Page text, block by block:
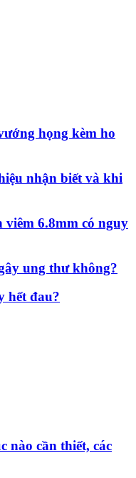
họng kèm ho
nhận biết và khi
viêm 6.8mm có nguy
ung thư không?
hết đau?
nào cần thiết, các